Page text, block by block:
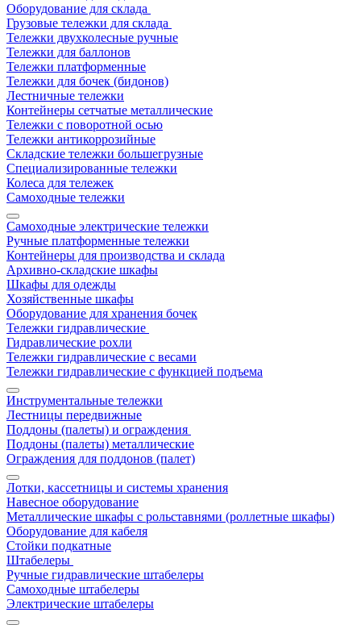
Оборудование для склада
Грузовые тележки для склада
Тележки двухколесные ручные
Тележки для баллонов
Тележки платформенные
Тележки для бочек (бидонов)
Лестничные тележки
Контейнеры сетчатые металлические
Тележки с поворотной осью
Тележки антикоррозийные
Складские тележки большегрузные
Специализированные тележки
Колеса для тележек
Самоходные тележки
Самоходные электрические тележки
Ручные платформенные тележки
Контейнеры для производства и склада
Архивно-складские шкафы
Шкафы для одежды
Хозяйственные шкафы
Оборудование для хранения бочек
Тележки гидравлические
Гидравлические рохли
Тележки гидравлические с весами
Тележки гидравлические с функцией подъема
Инструментальные тележки
Лестницы передвижные
Поддоны (палеты) и ограждения
Поддоны (палеты) металлические
Ограждения для поддонов (палет)
Лотки, кассетницы и системы хранения
Навесное оборудование
Металлические шкафы с рольставнями (роллетные шкафы)
Оборудование для кабеля
Стойки подкатные
Штабелеры
Ручные гидравлические штабелеры
Самоходные штабелеры
Электрические штабелеры